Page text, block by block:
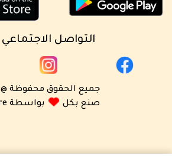
التواصل الاجتماعي
جميع الحقوق محفوظة @ 2026
صنع بكل
بواسطة Estore